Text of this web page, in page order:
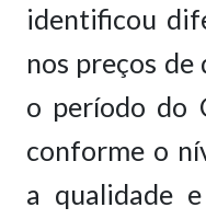
identificou
nos preços de
o período do
conforme o
a qualidade